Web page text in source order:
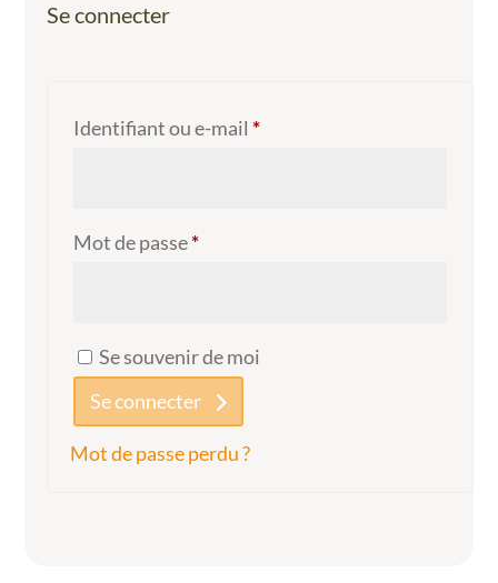
Se connecter
Identifiant ou e-mail*Obligatoire
Mot de passe*Obligatoire
Se souvenir de moi
Se connecter
Mot de passe perdu ?